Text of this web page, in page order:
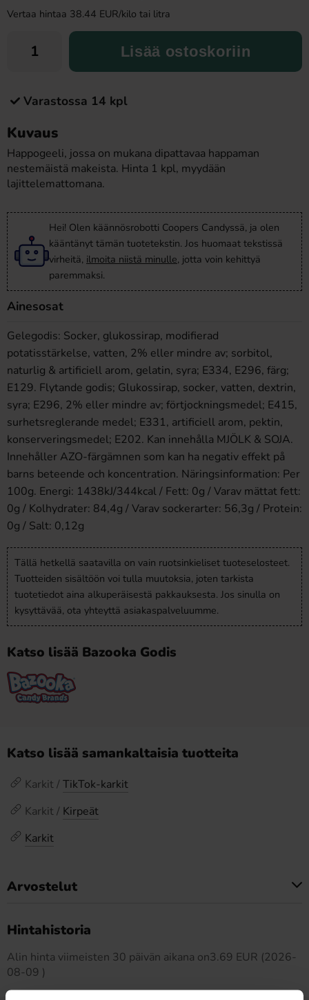
Vertaa hintaa 38.44 EUR/kilo tai litra
Lisää ostoskoriin
Varastossa 14 kpl
Kuvaus
Happogeeli, jossa on mukana dipattavaa happaman
nestemäistä makeista. Hinta 1 kpl, myydään
lajittelemattomana.
Hei! Olen käännösrobotti Coopers Candyssä, ja olen
kääntänyt tämän tuotetekstin. Jos huomaat tekstissä
virheitä, ilmoita niistä minulle, jotta voin kehittyä
paremmaksi.
Ainesosat
Gelegodis: Socker, glukossirap, modifierad
potatisstärkelse, vatten, 2% eller mindre av; sorbitol,
naturlig & artificiell arom, gelatin, syra; E334, E296, färg;
E129. Flytande godis; Glukossirap, socker, vatten, dextrin,
syra; E296, 2% eller mindre av; förtjockningsmedel; E415,
surhetsreglerande medel; E331, artificiell arom, pektin,
konserveringsmedel; E202. Kan innehålla MJÖLK & SOJA.
Innehåller AZO-färgämnen som kan ha negativ effekt på
barns beteende och koncentration. Näringsinformation: Per
100g. Energi: 1438kJ/344kcal / Fett: 0g / Varav mättat fett:
0g / Kolhydrater: 84,4g / Varav sockerarter: 56,3g / Protein:
0g / Salt: 0,12g
Tällä hetkellä saatavilla on vain ruotsinkieliset tuoteselosteet.
Tuotteiden sisältöön voi tulla muutoksia, joten tarkista
tuotetiedot aina alkuperäisestä pakkauksesta. Jos sinulla on
kysyttävää, ota yhteyttä asiakaspalveluumme.
Katso lisää Bazooka Godis
Katso lisää samankaltaisia tuotteita
Karkit / TikTok-karkit
Karkit / Kirpeät
Karkit
Arvostelut
Hintahistoria
Alin hinta viimeisten 30 päivän aikana on3.69 EUR (2026-
08-09 )